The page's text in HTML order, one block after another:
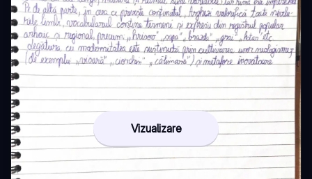
Vizualizare